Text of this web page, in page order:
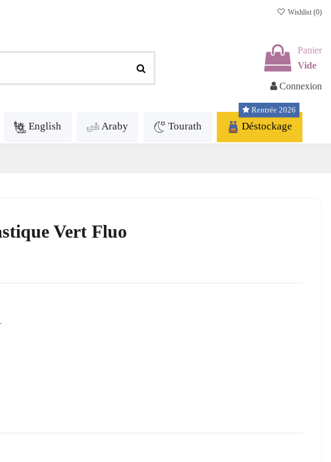
Wishlist (0)
Panier
Vide
Connexion
English Araby Tourath Déstockage
Rentrée 2026
Vert Fluo